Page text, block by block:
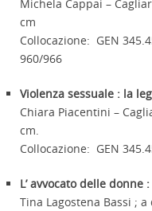
Michela Cappai –
cm
Collocazione: GEN
960/966
Violenza sessuale : la
Chiara Piacentini –
cm.
Collocazione: GEN
L’ avvocato delle
Tina Lagostena Bassi ;